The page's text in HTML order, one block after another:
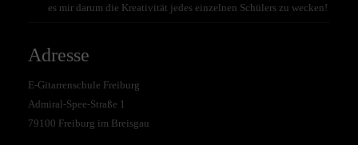
es mir darum die Kreativität jedes einzelnen Schülers zu wecken!
Adresse
E-Gitarrenschule Freiburg
Admiral-Spee-Straße 1
79100 Freiburg im Breisgau